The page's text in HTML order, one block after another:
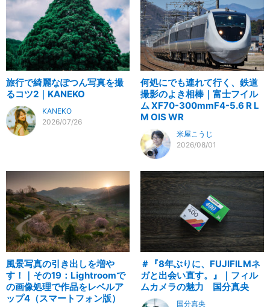
旅行で綺麗なぽつん写真を撮
るコツ2｜KANEKO
KANEKO
2026/07/26
何処にでも連れて行く、鉄道
撮影のよき相棒｜富士フイル
ム XF70-300mmF4-5.6 R L
M OIS WR
米屋こうじ
2026/08/01
風景写真の引き出しを増や
す！｜その19：Lightroomで
の画像処理で作品をレベルア
ップ4（スマートフォン版）
＃『8年ぶりに、FUJIFILMネ
ガと出会い直す。』｜フィル
ムカメラの魅力 国分真央
国分真央